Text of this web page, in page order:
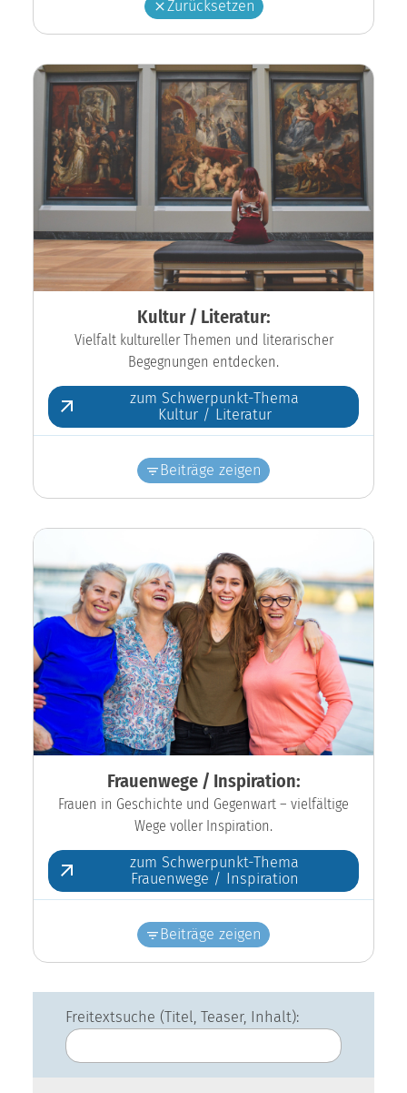
Zurücksetzen
Kultur / Literatur:
Vielfalt kultureller Themen und literarischer
Begegnungen entdecken.
zum Schwerpunkt-Thema
Kultur / Literatur
Beiträge zeigen
Frauenwege / Inspiration:
Frauen in Geschichte und Gegenwart – vielfältige
Wege voller Inspiration.
zum Schwerpunkt-Thema
Frauenwege / Inspiration
Beiträge zeigen
Freitextsuche (Titel, Teaser, Inhalt):